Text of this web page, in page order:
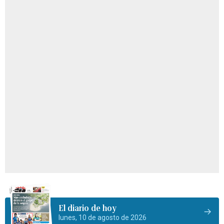
El diario de hoy
lunes, 10 de agosto de 2026